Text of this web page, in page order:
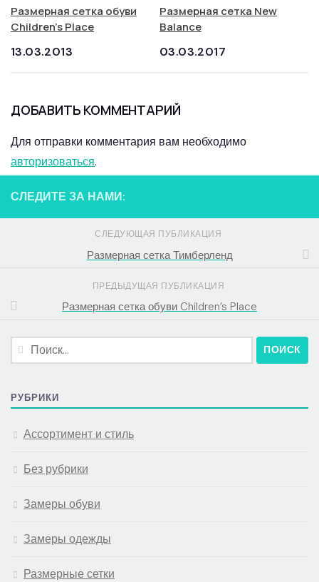
Размерная сетка обуви
Children’s Place
13.03.2013
Размерная сетка New
Balance
03.03.2017
ДОБАВИТЬ КОММЕНТАРИЙ
Для отправки комментария вам необходимо
авторизоваться.
СЛЕДИТЕ ЗА НАМИ:
СЛЕДУЮЩАЯ ПУБЛИКАЦИЯ
Размерная сетка Тимберленд
ПРЕДЫДУЩАЯ ПУБЛИКАЦИЯ
Размерная сетка обуви Children’s Place
Найти:
РУБРИКИ
Ассортимент и стиль
Без рубрики
Замеры обуви
Замеры одежды
Размерные сетки